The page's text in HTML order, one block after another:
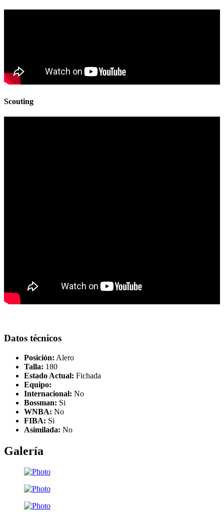
Scouting
Datos técnicos
Posición: Alero
Talla: 180
Estado Actual: Fichada
Equipo:
Internacional: No
Bossman: Si
WNBA: No
FIBA: Si
Asimilada: No
Galería